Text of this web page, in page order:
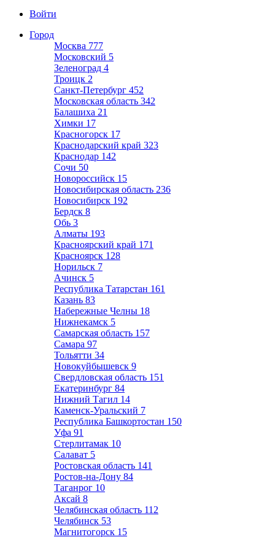
Войти
Город
Москва 777
Московский 5
Зеленоград 4
Троицк 2
Санкт-Петербург 452
Московская область 342
Балашиха 21
Химки 17
Красногорск 17
Краснодарский край 323
Краснодар 142
Сочи 50
Новороссийск 15
Новосибирская область 236
Новосибирск 192
Бердск 8
Обь 3
Алматы 193
Красноярский край 171
Красноярск 128
Норильск 7
Ачинск 5
Республика Татарстан 161
Казань 83
Набережные Челны 18
Нижнекамск 5
Самарская область 157
Самара 97
Тольятти 34
Новокуйбышевск 9
Свердловская область 151
Екатеринбург 84
Нижний Тагил 14
Каменск-Уральский 7
Республика Башкортостан 150
Уфа 91
Стерлитамак 10
Салават 5
Ростовская область 141
Ростов-на-Дону 84
Таганрог 10
Аксай 8
Челябинская область 112
Челябинск 53
Магнитогорск 15